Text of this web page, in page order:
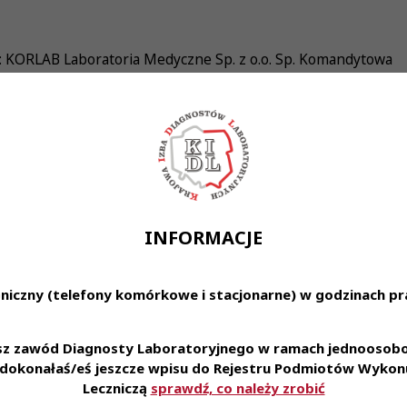
INFORMACJE
(telefony komórkowe i stacjonarne) w godzinach
zawód Diagnosty Laboratoryjnego w ramach
eś jeszcze wpisu do Rejestru Podmiotów
Leczniczą sprawdź, co należy zrobić
Laboratoria Medyczne Sp. z o.o. Sp. Komandytowa
Medyczne Sp. z o.o. Sp. Komandytowa zatrudni
zawodu Diagnosty Laboratoryjnego -uprawnienia
MYSŁOWICE - Medyczne Laboratorium
wyższe kierunkowe (uprawnienia serologiczne -
zgodne z ustawą